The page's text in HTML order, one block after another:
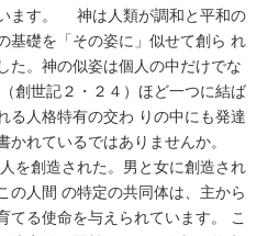
ます。 神は人類が調和と平和の
基礎を「その姿に」似せて創ら れ
た。神の似姿は個人の中だけでな
創世記２・２４）ほど一つに結ば
る人格特有の交わ りの中にも発達
れているではありませんか。
を創造された。男と女に創造され
の人間 の特定の共同体は、主から
てる使命を与えられています。 こ